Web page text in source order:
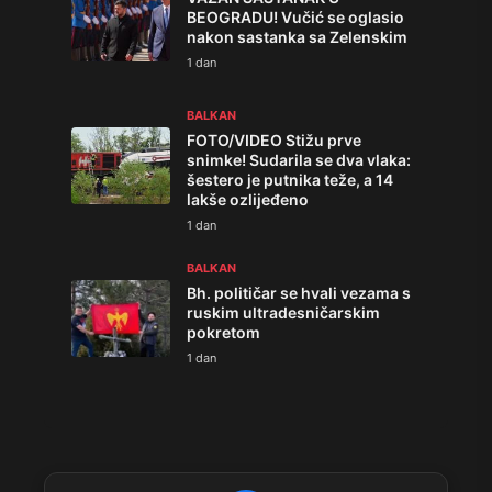
BEOGRADU! Vučić se oglasio
nakon sastanka sa Zelenskim
1 dan
BALKAN
FOTO/VIDEO Stižu prve
snimke! Sudarila se dva vlaka:
šestero je putnika teže, a 14
lakše ozlijeđeno
1 dan
BALKAN
Bh. političar se hvali vezama s
ruskim ultradesničarskim
pokretom
1 dan